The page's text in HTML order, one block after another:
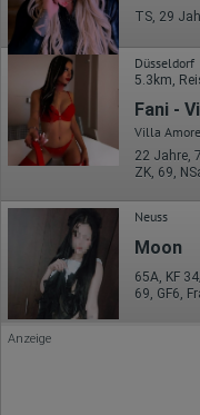
Herausgeber:
Hotjar Limited, Malta
Erhobene Daten:
Datum und Uhrzeit
Gerätetyp
Geografischer
IP-Adresse
Mausbewegungen
Besuchte Seiten
Referrer URL
Bildschirmauflösung
Eindeutige
Sprachinformationen
Browser-Typ
Klicks
Eindeutige
Düsseldorf
5.3km,
Fani -
Villa Amore
Neuss
Moon
65A, KF
Anzeige